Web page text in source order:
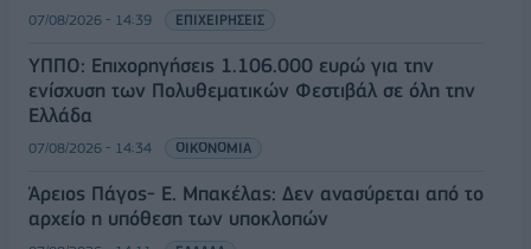
07/08/2026 - 14:39 ΕΠΙΧΕΙΡΗΣΕΙΣ
ΥΠΠΟ: Επιχορηγήσεις 1.106.000 ευρώ για την
ενίσχυση των Πολυθεματικών Φεστιβάλ σε όλη την
Ελλάδα
07/08/2026 - 14:34 ΟΙΚΟΝΟΜΙΑ
Άρειος Πάγος- Ε. Μπακέλας: Δεν ανασύρεται από το
αρχείο η υπόθεση των υποκλοπών